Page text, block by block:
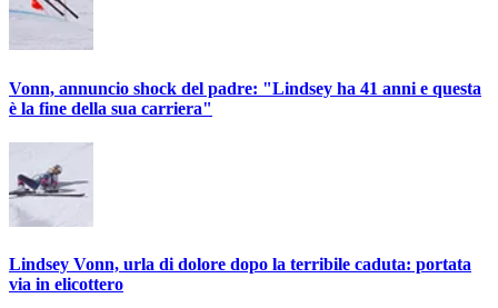
Vonn, annuncio shock del padre: "Lindsey ha 41 anni e questa
è la fine della sua carriera"
Lindsey Vonn, urla di dolore dopo la terribile caduta: portata
via in elicottero